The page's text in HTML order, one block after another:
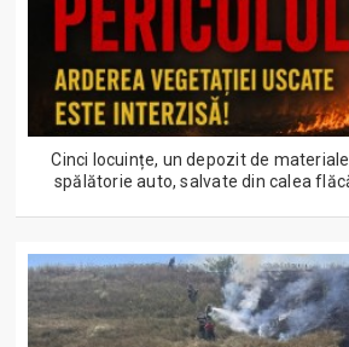
Cinci locuințe, un depozit de
spălătorie auto, salvate din calea